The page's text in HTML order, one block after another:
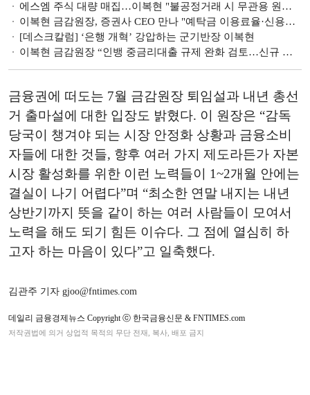
에스엠 주식 대량 매집…이복현 "불공정거래 시 무관용 원칙 대응"
이복현 금감원장, 증권사 CEO 만나 "예탁금 이용료율·신용융자 이자율 산정 관행 개선 관심 가져야"
[데스크칼럼] ‘은행 개혁’ 강압하는 군기반장 이복현
이복현 금감원장 “인뱅 중금리대출 규제 완화 검토…신규 진입만이 해법 아냐”
금융권에 떠도는 7월 금감원장 퇴임설과 내년 총선
거 출마설에 대한 입장도 밝혔다. 이 원장은 “감독
당국이 챙겨야 되는 시장 안정화 상황과 금융소비
자들에 대한 것들, 향후 여러 가지 제도라든가 자본
시장 활성화를 위한 이런 노력들이 1~2개월 안에는
결실이 나기 어렵다”며 “최소한 연말 내지는 내년
상반기까지 뜻을 같이 하는 여러 사람들이 모여서
노력을 해도 되기 힘든 이슈다. 그 점에 열심히 하
고자 하는 마음이 있다”고 일축했다.
김관주 기자 gjoo@fntimes.com
데일리 금융경제뉴스 Copyright ⓒ 한국금융신문 & FNTIMES.com
저작권법에 의거 상업적 목적의 무단 전재, 복사, 배포 금지